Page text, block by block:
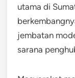
utama di
jembatan
sarana